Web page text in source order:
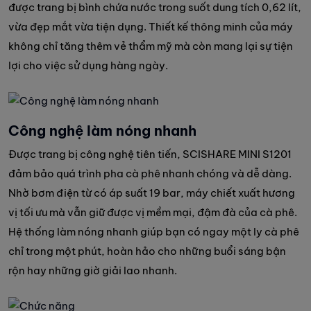
được trang bị bình chứa nước trong suốt dung tích 0,62 lít,
vừa đẹp mắt vừa tiện dụng. Thiết kế thông minh của máy
không chỉ tăng thêm vẻ thẩm mỹ mà còn mang lại sự tiện
lợi cho việc sử dụng hàng ngày.
Công nghệ làm nóng nhanh
Được trang bị công nghệ tiên tiến, SCISHARE MINI S1201
đảm bảo quá trình pha cà phê nhanh chóng và dễ dàng.
Nhờ bơm điện từ có áp suất 19 bar, máy chiết xuất hương
vị tối ưu mà vẫn giữ được vị mềm mại, đậm đà của cà phê.
Hệ thống làm nóng nhanh giúp bạn có ngay một ly cà phê
chỉ trong một phút, hoàn hảo cho những buổi sáng bận
rộn hay những giờ giải lao nhanh.